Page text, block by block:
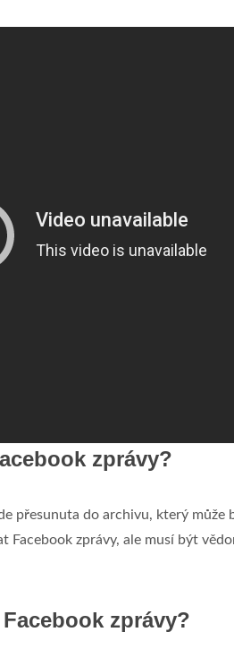
zprávy?
přesunuta do archivu, který může
Facebook zprávy, ale musí být
zprávy?